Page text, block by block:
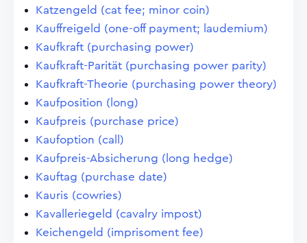
Katzengeld (cat fee; minor coin)
Kauffreigeld (one-off payment; laudemium)
Kaufkraft (purchasing power)
Kaufkraft-Parität (purchasing power parity)
Kaufkraft-Theorie (purchasing power theory)
Kaufposition (long)
Kaufpreis (purchase price)
Kaufoption (call)
Kaufpreis-Absicherung (long hedge)
Kauftag (purchase date)
Kauris (cowries)
Kavalleriegeld (cavalry impost)
Keichengeld (imprisoment fee)